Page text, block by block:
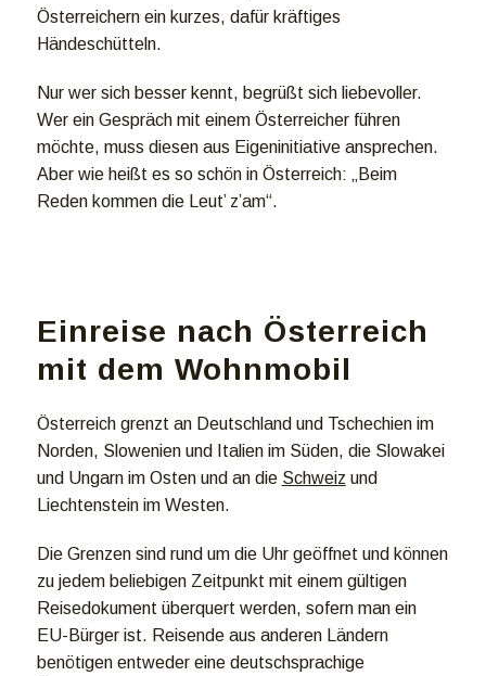
Österreichern ein kurzes, dafür kräftiges
Händeschütteln.
Nur wer sich besser kennt, begrüßt sich liebevoller.
Wer ein Gespräch mit einem Österreicher führen
möchte, muss diesen aus Eigeninitiative ansprechen.
Aber wie heißt es so schön in Österreich: „Beim
Reden kommen die Leut’ z’am“.
Einreise nach Österreich
mit dem Wohnmobil
Österreich grenzt an Deutschland und Tschechien im
Norden, Slowenien und Italien im Süden, die Slowakei
und Ungarn im Osten und an die Schweiz und
Liechtenstein im Westen.
Die Grenzen sind rund um die Uhr geöffnet und können
zu jedem beliebigen Zeitpunkt mit einem gültigen
Reisedokument überquert werden, sofern man ein
EU-Bürger ist. Reisende aus anderen Ländern
benötigen entweder eine deutschsprachige